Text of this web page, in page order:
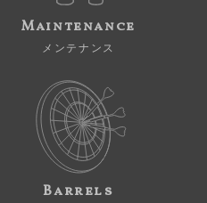
Maintenance
メンテナンス
Barrels